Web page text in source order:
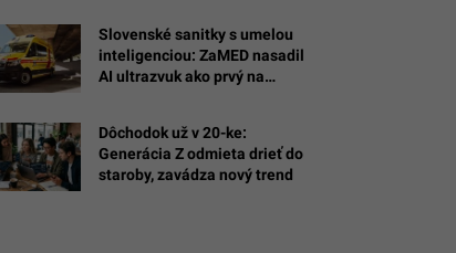
Slovenské sanitky s umelou
inteligenciou: ZaMED nasadil
AI ultrazvuk ako prvý na
Dôchodok už v 20-ke:
Generácia Z odmieta drieť do
staroby, zavádza nový trend